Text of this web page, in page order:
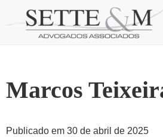
Marcos
Publicado em 30 de abril de 2025